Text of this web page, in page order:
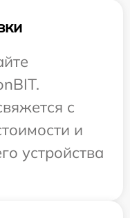
с
и
устройства